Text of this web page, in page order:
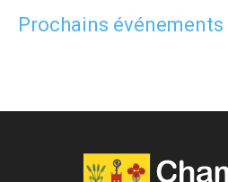
Prochains événements